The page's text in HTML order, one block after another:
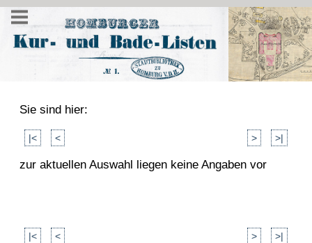
Sie sind hier:
|< < > >|
zur aktuellen Auswahl liegen keine Angaben vor
|< < > >|